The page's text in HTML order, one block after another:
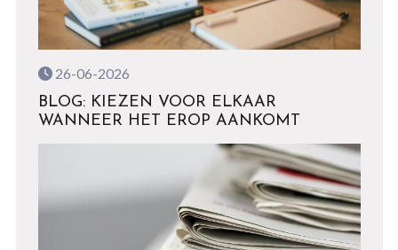
26-06-2026
BLOG: KIEZEN VOOR ELKAAR
WANNEER HET EROP AANKOMT